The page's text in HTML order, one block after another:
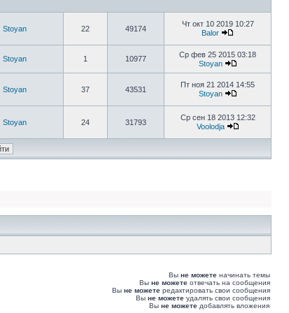
Stoyan 22 49174
Чт окт 10 2019 10:27
Balor
Stoyan 1 10977
Ср фев 25 2015 03:18
Stoyan
Stoyan 37 43531
Пт ноя 21 2014 14:55
Stoyan
Stoyan 24 31793
Ср сен 18 2013 12:32
Voolodja
Вы не можете начинать темы
Вы не можете отвечать на сообщения
Вы не можете редактировать свои сообщения
Вы не можете удалять свои сообщения
Вы не можете добавлять вложения